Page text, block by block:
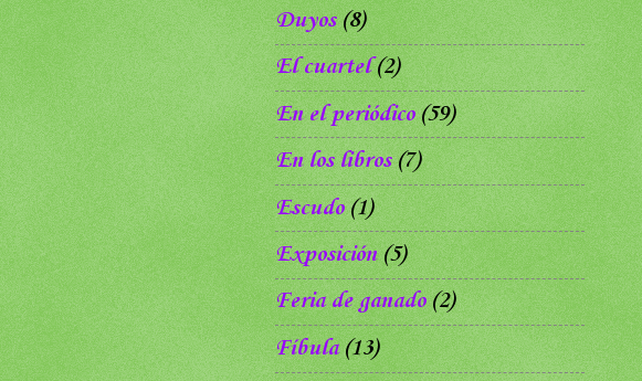
Duyos (8)
El cuartel (2)
En el periódico (59)
En los libros (7)
Escudo (1)
Exposición (5)
Feria de ganado (2)
Fíbula (13)